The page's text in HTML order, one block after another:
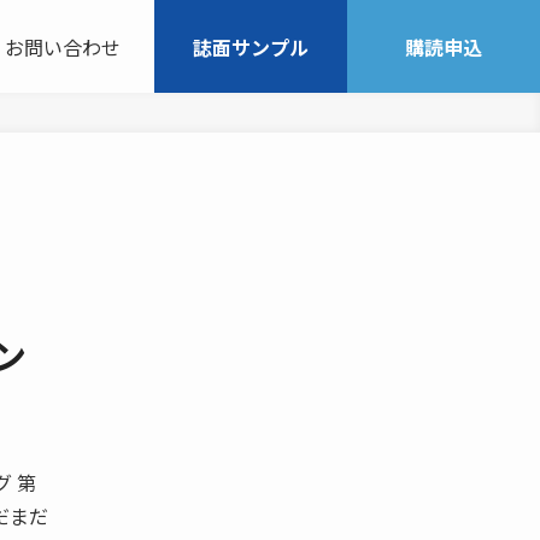
お問い合わせ 誌面サンプル 購読申込
第
まだ